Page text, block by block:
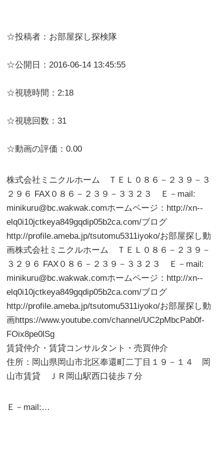
☆投稿者：お部屋探し探検隊
☆公開日：2016-06-14 13:45:55
☆視聴時間：2:18
☆視聴回数：31
☆動画の評価：0.00
株式会社ミニクルホーム ＴＥＬ０８６－２３９－３
２９６ FAX０８６－２３９－３３２３ Ｅ－mail:
minikuru@bc.wakwak.comホームページ：http://xn--
elq0i10jctkeya849gqdip05b2ca.com/ブログ
http://profile.ameba.jp/tsutomu5311iyoko/お部屋探し動
画株式会社ミニクルホーム ＴＥＬ０８６－２３９－
３２９６ FAX０８６－２３９－３３２３ Ｅ－mail:
minikuru@bc.wakwak.comホームページ：http://xn--
elq0i10jctkeya849gqdip05b2ca.com/ブログ
http://profile.ameba.jp/tsutomu5311iyoko/お部屋探し動
画https://www.youtube.com/channel/UC2pMbcPab0f-
FOix8pe0lSg
賃貸仲介・賃貸コンサルタント・売買仲介
住所：岡山県岡山市北区奉還町二丁目１９－１４ 岡
山市賃貸 ＪＲ岡山駅西口徒歩７分
Ｅ－mail:…